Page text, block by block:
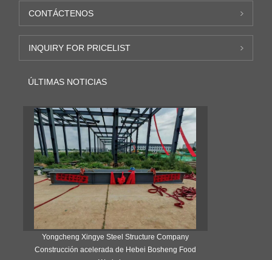
CONTÁCTENOS
INQUIRY FOR PRICELIST
ÚLTIMAS NOTICIAS
Yongcheng Xingye Steel Structure Company
Construcción acelerada de Hebei Bosheng Food